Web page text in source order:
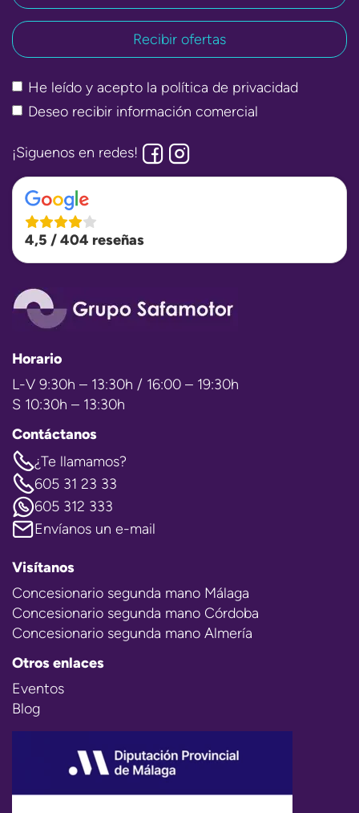
He leído y acepto la política de privacidad
Deseo recibir información comercial
¡Siguenos en redes!
4,5 / 404 reseñas
Horario
L-V 9:30h – 13:30h / 16:00 – 19:30h
S 10:30h – 13:30h
Contáctanos
¿Te llamamos?
605 31 23 33
605 312 333
Envíanos un e-mail
Visítanos
Concesionario segunda mano Málaga
Concesionario segunda mano Córdoba
Concesionario segunda mano Almería
Otros enlaces
Eventos
Blog